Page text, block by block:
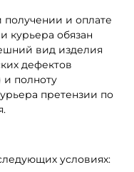
получении и оплате
курьера обязан
вид изделия
дефектов
и полноту
претензии по
условиях: